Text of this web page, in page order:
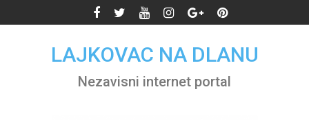
to
LAJKOVAC NA DLANU
Nezavisni internet portal